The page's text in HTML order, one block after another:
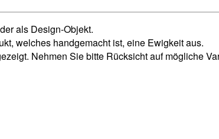
als Design-Objekt.
welches handgemacht ist, eine Ewigkeit aus.
Nehmen Sie bitte Rücksicht auf mögliche